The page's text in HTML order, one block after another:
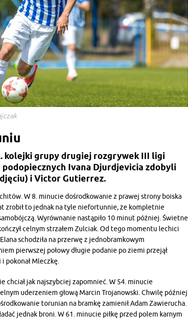
kolejki grupy drugiej rozgrywek III ligi
podopiecznych Ivana Djurdjevicia zdobyli
i Victor Gutierrez.
W 8. minucie dośrodkowanie z prawej strony boiska
zrobił to jednak na tyle niefortunnie, że kompletnie
Wyrównanie nastąpiło 10 minut później. Świetne
celnym strzałem Zulciak. Od tego momentu lechici
schodziła na przerwę z jednobramkowym
pierwszej połowy długie podanie po ziemi przejął
pokonał Mleczkę.
jak najszybciej zapomnieć. W 54. minucie
uderzeniem głową Marcin Trojanowski. Chwilę później
torunian na bramkę zamienił Adam Zawierucha.
jednak broni. W 61. minucie piłkę przed polem karnym